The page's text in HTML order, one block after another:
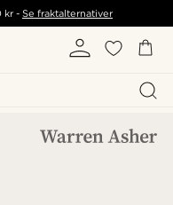
kr- Se fraktalternativer